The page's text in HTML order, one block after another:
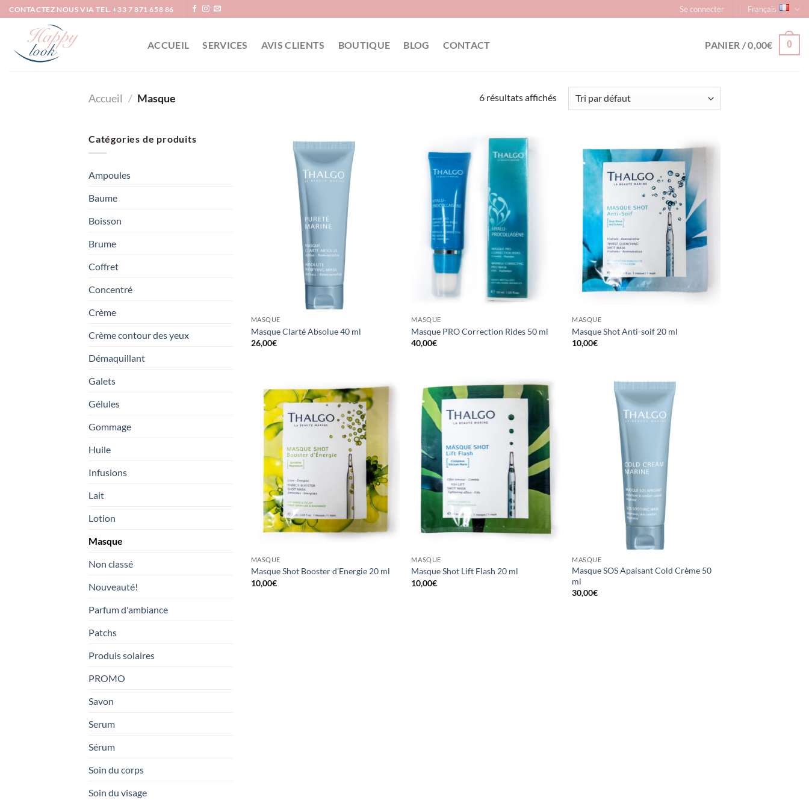
Passer
au
contenu
CONTACTEZ NOUS VIA TEL. +33 7 871 658 86 Se connecter Français
ACCUEIL SERVICES AVIS CLIENTS BOUTIQUE BLOG CONTACT PANIER /0,00€ 0
Accueil / Masque 6 résultats affichés
Catégories de produits
Ampoules
Baume
Boisson
Brume
Coffret
Concentré
Crème
Crème contour des yeux
Démaquillant
Galets
Gélules
Gommage
Huile
Infusions
Lait
Lotion
Masque
Non classé
Nouveauté!
Parfum d'ambiance
Patchs
Produis solaires
PROMO
Savon
Serum
Sérum
Soin du corps
Soin du visage
MASQUE
Masque Clarté Absolue 40 ml
26,00€
MASQUE
Masque PRO Correction Rides 50 ml
40,00€
MASQUE
Masque Shot Anti-soif 20 ml
10,00€
MASQUE
Masque Shot Booster d’Energie 20 ml
10,00€
MASQUE
Masque Shot Lift Flash 20 ml
10,00€
MASQUE
Masque SOS Apaisant Cold Crème 50
ml
30,00€